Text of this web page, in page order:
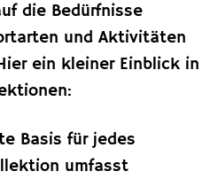
die Bedürfnisse
und Aktivitäten
ein kleiner Einblick in
Basis für jedes
umfasst